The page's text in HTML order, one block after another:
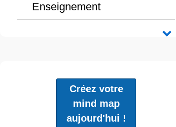
Enseignement
Créez votre
mind map
aujourd'hui !